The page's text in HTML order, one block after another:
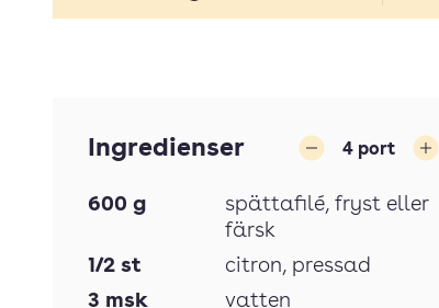
Ingredienser 4 port
600 g spättafilé, fryst eller
färsk
1/2 st citron, pressad
3 msk
vatten